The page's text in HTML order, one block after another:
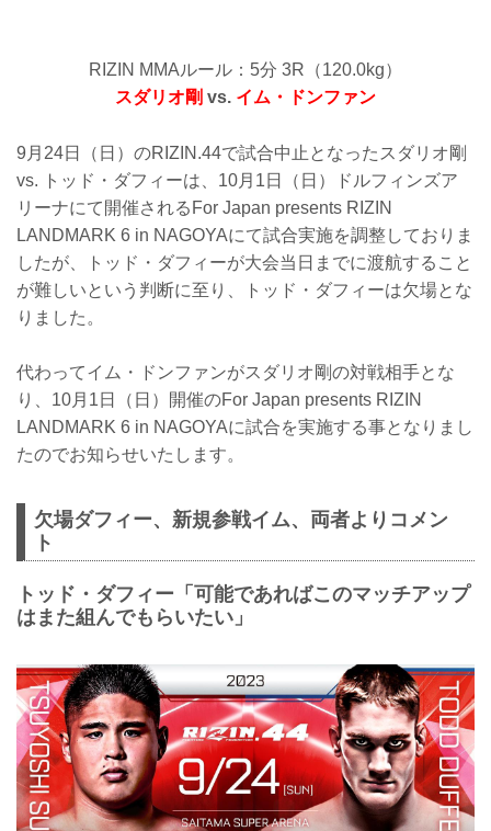
RIZIN MMAルール：5分 3R（120.0kg）
スダリオ剛 vs. イム・ドンファン
9月24日（日）のRIZIN.44で試合中止となったスダリオ剛
vs. トッド・ダフィーは、10月1日（日）ドルフィンズア
リーナにて開催されるFor Japan presents RIZIN
LANDMARK 6 in NAGOYAにて試合実施を調整しておりま
したが、トッド・ダフィーが大会当日までに渡航すること
が難しいという判断に至り、トッド・ダフィーは欠場とな
りました。
代わってイム・ドンファンがスダリオ剛の対戦相手とな
り、10月1日（日）開催のFor Japan presents RIZIN
LANDMARK 6 in NAGOYAに試合を実施する事となりまし
たのでお知らせいたします。
欠場ダフィー、新規参戦イム、両者よりコメン
ト
トッド・ダフィー「可能であればこのマッチアップ
はまた組んでもらいたい」